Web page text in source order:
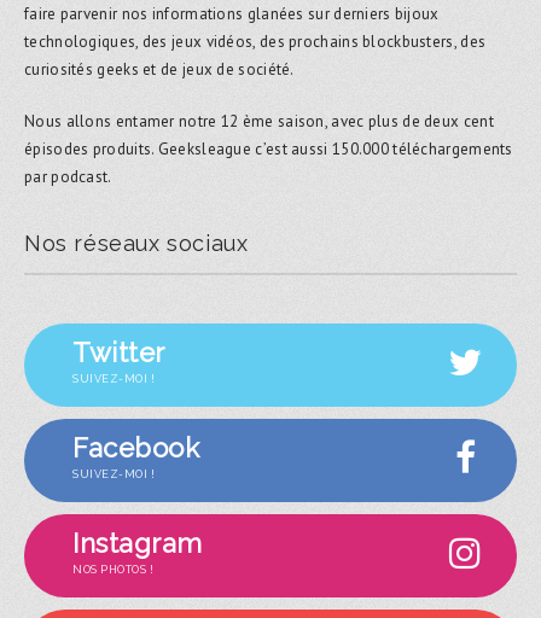
faire parvenir nos informations glanées sur derniers bijoux
technologiques, des jeux vidéos, des prochains blockbusters, des
curiosités geeks et de jeux de société.
Nous allons entamer notre 12 ème saison, avec plus de deux cent
épisodes produits. Geeksleague c’est aussi 150.000 téléchargements
par podcast.
Nos réseaux sociaux
Twitter
SUIVEZ-MOI !
Facebook
SUIVEZ-MOI !
Instagram
NOS PHOTOS !